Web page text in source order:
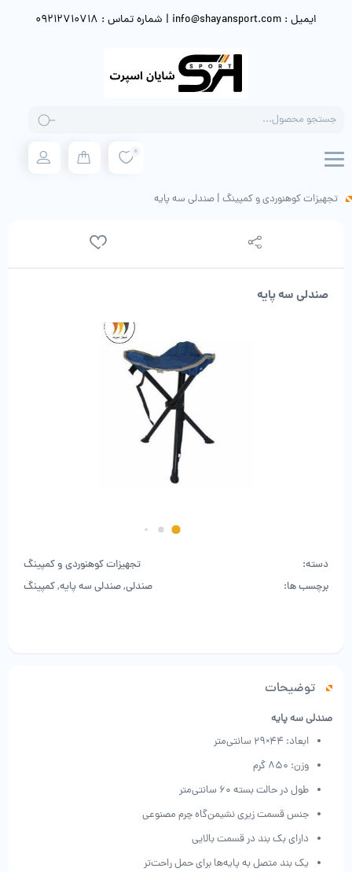
ایمیل : info@shayansport.com | شماره تماس : 09212710718
search
0
تجهیزات کوهنوردی و کمپینگ | صندلی سه پایه
صندلی سه پایه
دسته:
تجهیزات کوهنوردی و کمپینگ
برچسب ها:
صندلی,صندلی سه پایه,کمپینگ
توضیحات
صندلی سه پایه
ابعاد: 44×29 سانتی‌متر
وزن: 850 گرم
طول در حالت بسته 60 سانتی‌متر
جنس قسمت زیری نشیمن‌گاه چرم مصنوعی
دارای بک بند در قسمت بالایی
یک بند متصل به پایه‌ها برای حمل راحت‌تر